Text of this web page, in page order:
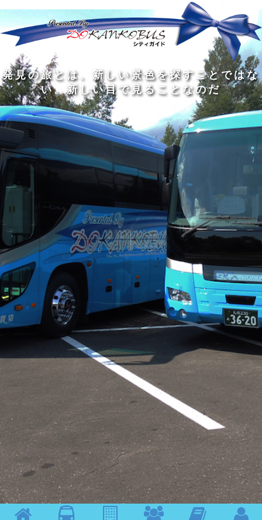
旅 の 程 に こそ価値があ る
発見の旅と は 新 し い景色を探す ことではな
い。 新 しい目 で見 る こ と なのだ
人間の幅を広 げる ものは3つある。人と会
い、 本 を読み 、旅 を す る ことだ
私は旅 をす るために旅をする
旅 の 程 に こそ価値があ る
どんなに洗 練 れ た 大人の中にも 、外に出た
くてし ょうがない小さな 子供がいる
旅をするの は 着 す るためではな く、旅をす
るた めで あ る
旅は 真 知 識 の大きな泉で ある